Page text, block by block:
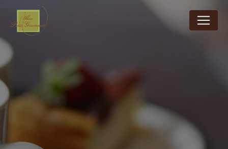
Panneau de gestion des cookies